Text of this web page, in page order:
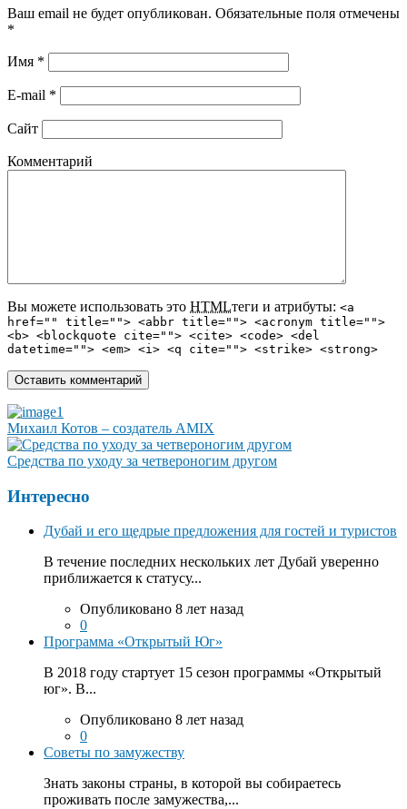
Ваш email не будет опубликован. Обязательные поля отмечены
*
Имя *
E-mail *
Сайт
Комментарий
Вы можете использовать это HTMLтеги и атрибуты: <a
href="" title=""> <abbr title=""> <acronym title="">
<b> <blockquote cite=""> <cite> <code> <del
datetime=""> <em> <i> <q cite=""> <strike> <strong>
Михаил Котов – создатель AMIX
Средства по уходу за четвероногим другом
Интересно
Дубай и его щедрые предложения для гостей и туристов
В течение последних нескольких лет Дубай уверенно
приближается к статусу...
Опубликовано 8 лет назад
0
Программа «Открытый Юг»
В 2018 году стартует 15 сезон программы «Открытый
юг». В...
Опубликовано 8 лет назад
0
Советы по замужеству
Знать законы страны, в которой вы собираетесь
проживать после замужества,...